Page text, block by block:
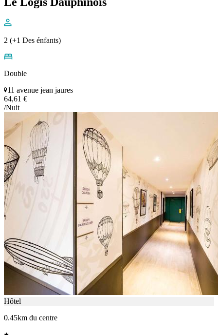
2 (+1 Des énfants)
Double
11 avenue jean jaures
64,61 €
/Nuit
Hôtel
0.45km du centre